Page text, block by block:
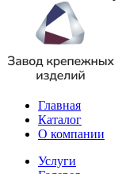
Главная
Каталог
О компании
Услуги